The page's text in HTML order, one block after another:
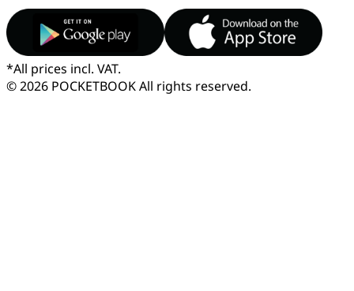
*All prices incl. VAT.
© 2026 POCKETBOOKAll rights reserved.